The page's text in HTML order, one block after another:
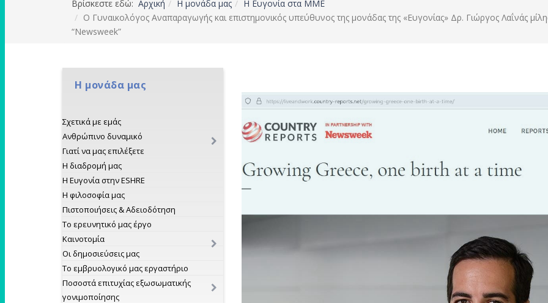
Βρίσκεστε εδώ: Αρχική Η μονάδα μας
Η Ευγονία στα ΜΜΕ
Ο Γυναικολόγος Αναπαραγωγής και επιστημονικός υπεύθυνος της μονάδας της «Ευγονίας» Δρ. Γιώργος Λαΐνάς
“Newsweek”
Η μονάδα μας
Σχετικά με εμάς
Ανθρώπινο δυναμικό
Γιατί να μας επιλέξετε
Η διαδρομή μας
Η Ευγονία στην ESHRE
Η φιλοσοφία μας
Πιστοποιήσεις & Αδειοδότηση
Το ερευνητικό μας έργο
Καινοτομία
Οι δημοσιεύσεις μας
Το εμβρυολογικό μας εργαστήριο
Ποσοστά επιτυχίας εξωσωματικής
γονιμοποίησης